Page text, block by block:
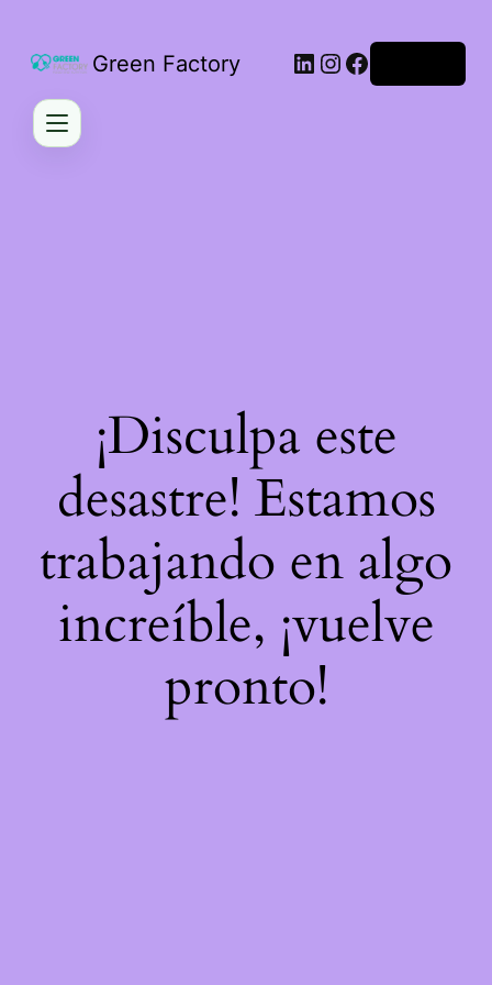
Green Factory LinkedIn
Instagram
Facebook
¡Disculpa este
desastre! Estamos
trabajando en algo
increíble, ¡vuelve
pronto!